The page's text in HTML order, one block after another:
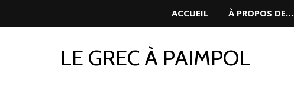
LE GREC À PAIMPOL
ACCUEIL À PROPOS DE…